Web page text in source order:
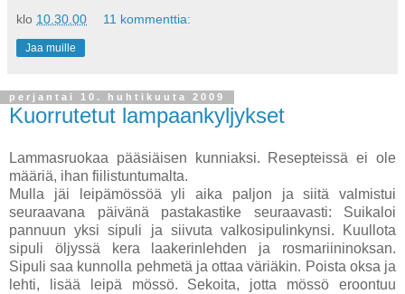
klo 10.30.00 11 kommenttia:
Jaa muille
perjantai 10. huhtikuuta 2009
Kuorrutetut lampaankyljykset
Lammasruokaa pääsiäisen kunniaksi. Resepteissä ei ole
määriä, ihan fiilistuntumalta.
Mulla jäi leipämössöä yli aika paljon ja siitä valmistui
seuraavana päivänä pastakastike seuraavasti: Suikaloi
pannuun yksi sipuli ja siivuta valkosipulinkynsi. Kuullota
sipuli öljyssä kera laakerinlehden ja rosmariininoksan.
Sipuli saa kunnolla pehmetä ja ottaa väriäkin. Poista oksa ja
lehti, lisää leipä mössö. Sekoita, jotta mössö eroontuu